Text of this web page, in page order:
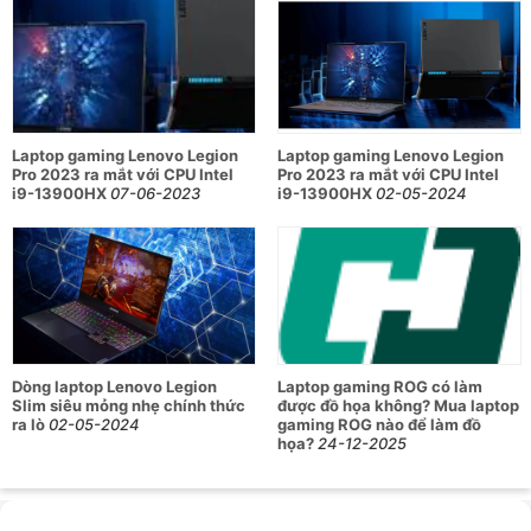
Màn hình 16 inch WQXGA (2560x1600) chuẩn màu
100% sRGB, tần số quét 165Hz, hỗ trợ Dolby Vision®,
lý tưởng cho cả gaming lẫn sáng tạo nội dung.
Hiệu năng vượt trội với vi xử lý AMD Ryzen 7 8845HS,
kết hợp cùng GPU RTX 4060 8GB hỗ trợ AI lên đến
233 TOPS.
Windows 11 bản quyền sẵn sàng sử dụng.
Tích hợp chip AI chuyên dụng Lenovo LA1 và công
nghệ AMD Ryzen™ AI, tối ưu hiệu suất thông minh theo
thời gian thực.
cho cả ngày dài làm việc hoặc chơi game.
Bảng thông số kỹ thuật chi tiết của
Laptop gaming Lenovo Legion
Pro 2023 ra mắt với CPU Intel
i9-13900HX07-06-2023
Laptop gaming Lenovo Legion
Pro 2023 ra mắt với CPU Intel
i9-13900HX02-05-2024
Dòng laptop Lenovo Legion
Slim siêu mỏng nhẹ chính thức
ra lò02-05-2024
Laptop gaming ROG có làm
được đồ họa không? Mua laptop
gaming ROG nào để làm đồ
họa?24-12-2025